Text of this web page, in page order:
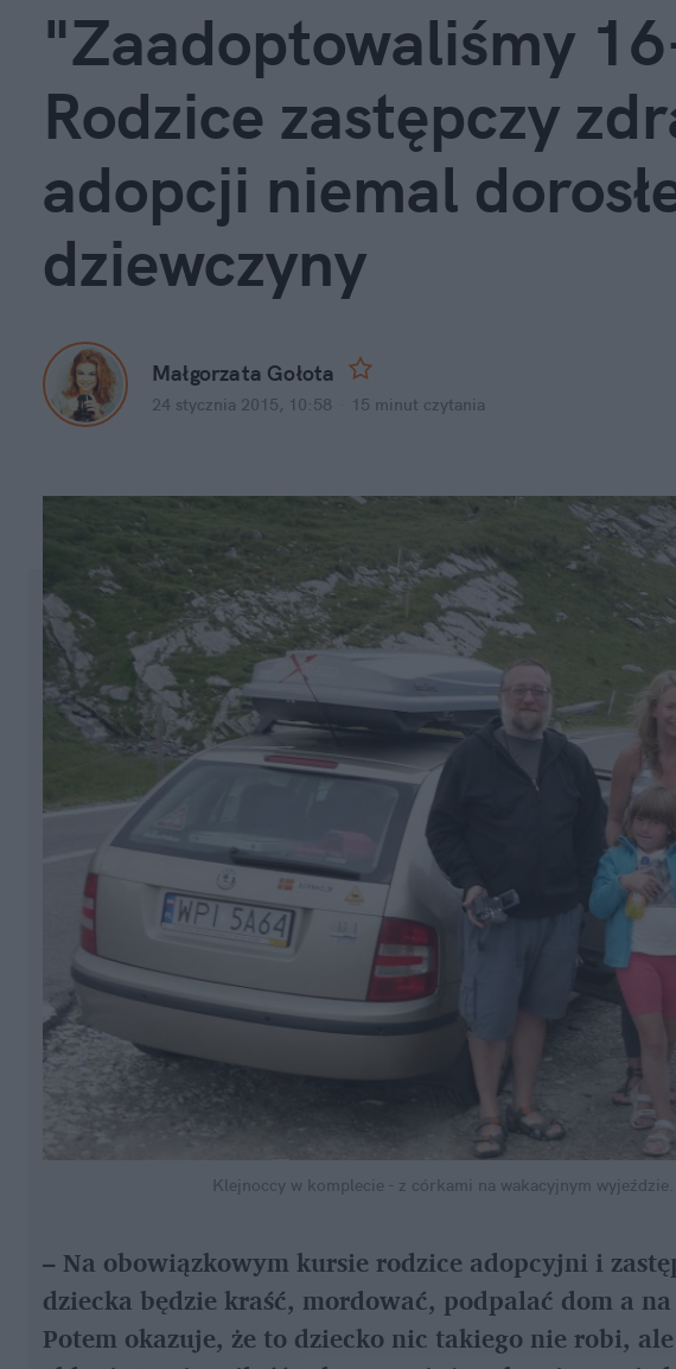
"Zaadoptowaliśmy
Rodzice zastępczy
adopcji niemal
dziewczyny
Małgorzata Gołota
24 stycznia 2015, 10:58 15 minut czytania
Klejnoccy w komplecie - z córkami na wakacyjnym wyjeździe.
– Na obowiązkowym kursie rodzice adopcyjni i
dziecka będzie kraść, mordować, podpalać dom a
Potem okazuje, że to dziecko nic takiego nie robi,